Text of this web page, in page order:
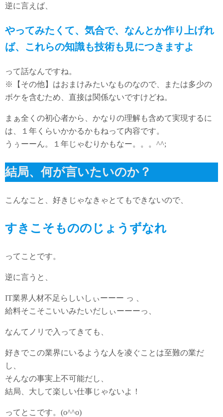
逆に言えば、
やってみたくて、気合で、なんとか作り上げれ
ば、これらの知識も技術も見につきますよ
って話なんですね。
※【その他】はおまけみたいなものなので、または多少の
ボケを含むため、直接は関係ないですけどね。
まぁ全くの初心者から、かなりの理解も含めて実現するに
は、１年くらいかかるかもねって内容です。
うぅーーん。１年じゃむりかもなー。。。^^;
結局、何が言いたいのか？
こんなこと、好きじゃなきゃとてもできないので、
すきこそもののじょうずなれ
ってことです。
逆に言うと、
IT業界人材不足らしいしぃーーー っ 、
給料そこそこいいみたいだしぃーーーっ、
なんてノリで入ってきても、
好きでこの業界にいるような人を凌ぐことは至難の業だ
し、
そんなの事実上不可能だし、
結局、大して楽しい仕事じゃないよ！
ってとこです。(o^^o)